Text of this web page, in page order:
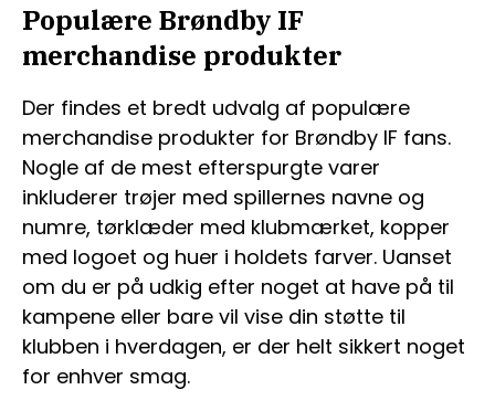
Populære Brøndby IF
merchandise produkter
Der findes et bredt udvalg af populære
merchandise produkter for Brøndby IF fans.
Nogle af de mest efterspurgte varer
inkluderer trøjer med spillernes navne og
numre, tørklæder med klubmærket, kopper
med logoet og huer i holdets farver. Uanset
om du er på udkig efter noget at have på til
kampene eller bare vil vise din støtte til
klubben i hverdagen, er der helt sikkert noget
for enhver smag.